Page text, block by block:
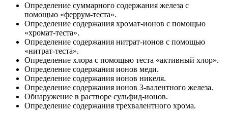
Определение суммарного содержания железа с
помощью «феррум-теста».
Определение содержания хромат-ионов с помощью
«хромат-теста».
Определение содержания нитрат-ионов с помощью
«нитрат-теста».
Определение хлора с помощью теста «активный хлор».
Определение содержания ионов меди.
Определение содержания ионов никеля.
Определение содержания ионов 3-валентного железа.
Обнаружение в растворе сульфид-ионов.
Определение содержания трехвалентного хрома.